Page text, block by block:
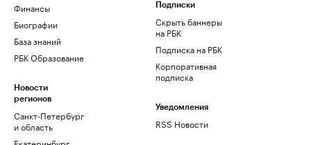
Финансы
Биографии
База знаний
РБК Образование
Новости
регионов
Санкт-Петербург
и область
Подписки
Скрыть баннеры
на РБК
Подписка на РБК
Корпоративная
подписка
Уведомления
RSS Новости